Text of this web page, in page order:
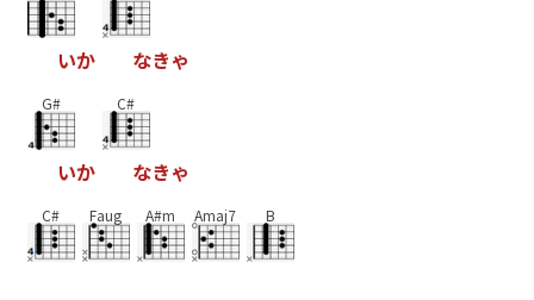
いか なきゃ
G#
いか
C#
なきゃ
C# Faug A#m Amaj7 B